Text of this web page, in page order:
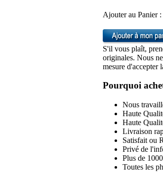
Ajouter au Panier :
S'il vous plaît,
originales. Nous
mesure d'accepter
Pourquoi
Nous
Haute
Haute
Livraison
Satisfait ou
Privé de
Plus de
Toutes les